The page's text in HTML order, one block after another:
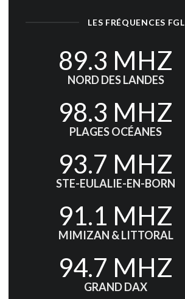
LES FRÉQUENCES FGL
89.3 MHZ
NORD DES LANDES
98.3 MHZ
PLAGES OCÉANES
93.7 MHZ
STE-EULALIE-EN-BORN
91.1 MHZ
MIMIZAN & LITTORAL
94.7 MHZ
GRAND DAX